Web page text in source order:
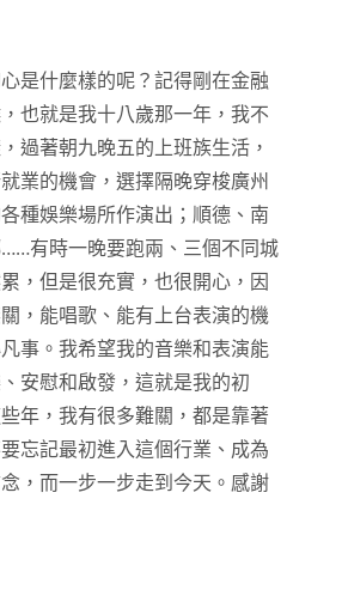
是什麼樣的呢？記得剛在金融
也就是我十八歲那一年，我不
過著朝九晚五的上班族生活，
業的機會，選擇隔晚穿梭廣州
種娛樂場所作演出；順德、南
有時一晚要跑兩、三個不同城
，但是很充實，也很開心，因
，能唱歌、能有上台表演的機
事。我希望我的音樂和表演能
安慰和啟發，這就是我的初
年，我有很多難關，都是靠著
忘記最初進入這個行業、成為
，而一步一步走到今天。感謝